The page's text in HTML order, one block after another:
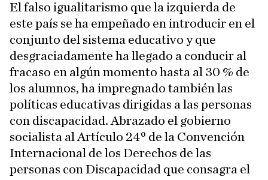
El falso igualitarismo que la izquierda de
este país se ha empeñado en introducir en el
conjunto del sistema educativo y que
desgraciadamente ha llegado a conducir al
fracaso en algún momento hasta al 30 % de
los alumnos, ha impregnado también las
políticas educativas dirigidas a las personas
con discapacidad. Abrazado el gobierno
socialista al Artículo 24º de la Convención
Internacional de los Derechos de las
personas con Discapacidad que consagra el